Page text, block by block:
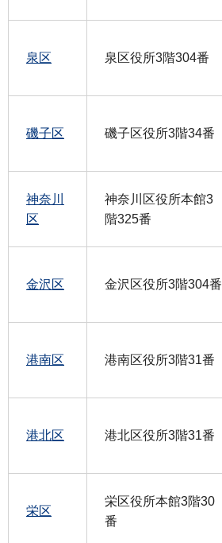
泉区 泉区役所3階304番
磯子区 磯子区役所3階34番
神奈川
区
神奈川区役所本館3
階325番
金沢区 金沢区役所3階304番
港南区 港南区役所3階31番
港北区 港北区役所3階31番
栄区
栄区役所本館3階30
番